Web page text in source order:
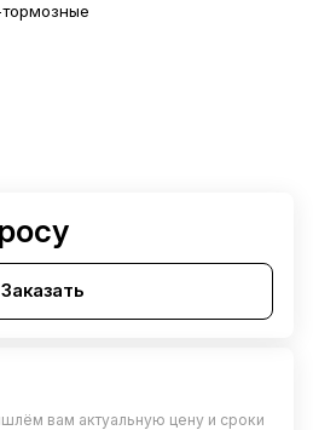
Заказать
вам актуальную цену и сроки